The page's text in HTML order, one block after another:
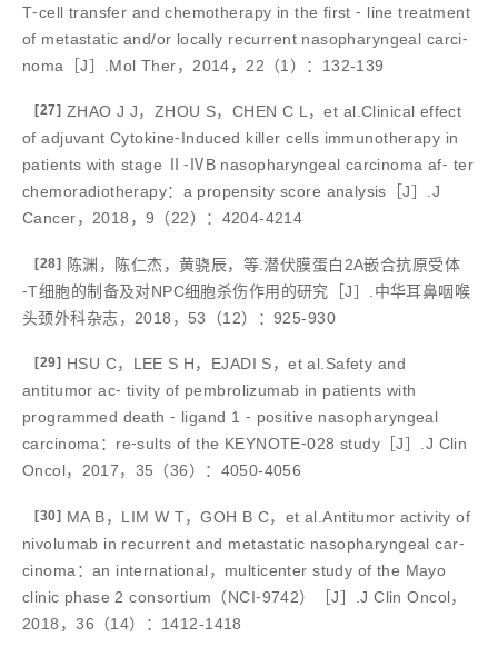
T⁃cell transfer and chemotherapy in the first ⁃ line treatment
of metastatic and/or locally recurrent nasopharyngeal carci⁃
noma［J］.Mol Ther，2014，22（1）：132-139
[27] ZHAO J J，ZHOU S，CHEN C L，et al.Clinical effect
of adjuvant Cytokine⁃Induced killer cells immunotherapy in
patients with stage Ⅱ⁃ⅣB nasopharyngeal carcinoma af⁃ ter
chemoradiotherapy：a propensity score analysis［J］.J
Cancer，2018，9（22）：4204-4214
[28] 陈渊，陈仁杰，黄骁辰，等.潜伏膜蛋白2A嵌合抗原受体
⁃T细胞的制备及对NPC细胞杀伤作用的研究［J］.中华耳鼻咽喉
头颈外科杂志，2018，53（12）：925-930
[29] HSU C，LEE S H，EJADI S，et al.Safety and
antitumor ac⁃ tivity of pembrolizumab in patients with
programmed death ⁃ ligand 1 ⁃ positive nasopharyngeal
carcinoma：re⁃sults of the KEYNOTE⁃028 study［J］.J Clin
Oncol，2017，35（36）：4050-4056
[30] MA B，LIM W T，GOH B C，et al.Antitumor activity of
nivolumab in recurrent and metastatic nasopharyngeal car⁃
cinoma：an international，multicenter study of the Mayo
clinic phase 2 consortium（NCI⁃9742）［J］.J Clin Oncol，
2018，36（14）：1412-1418